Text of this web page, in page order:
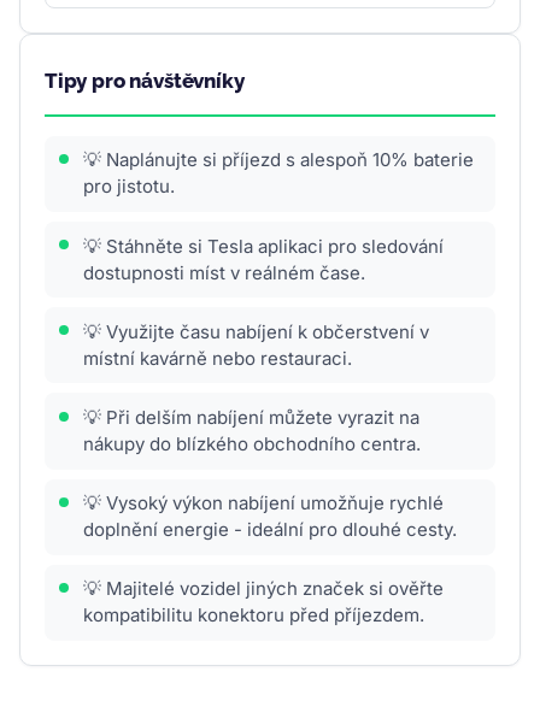
Tipy pro návštěvníky
💡 Naplánujte si příjezd s alespoň 10% baterie
pro jistotu.
💡 Stáhněte si Tesla aplikaci pro sledování
dostupnosti míst v reálném čase.
💡 Využijte času nabíjení k občerstvení v
místní kavárně nebo restauraci.
💡 Při delším nabíjení můžete vyrazit na
nákupy do blízkého obchodního centra.
💡 Vysoký výkon nabíjení umožňuje rychlé
doplnění energie - ideální pro dlouhé cesty.
💡 Majitelé vozidel jiných značek si ověřte
kompatibilitu konektoru před příjezdem.